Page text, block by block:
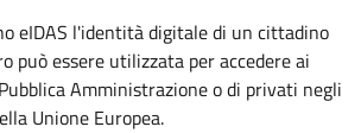
eIDAS l'identità digitale di un cittadino
può essere utilizzata per accedere ai
Amministrazione o di privati negli
Unione Europea.